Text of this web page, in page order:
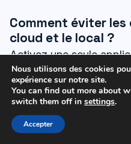
Comment éviter
cloud et le local ?
Activez une seule
par dossier, utilisez des
strictes, et lancez une
“source” unique pour
Nous utilisons des cookies
expérience sur notre site.
You can find out more about
switch them off in settings.
Accepter